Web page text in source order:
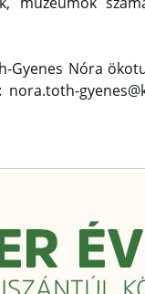
Gyenes Nóra